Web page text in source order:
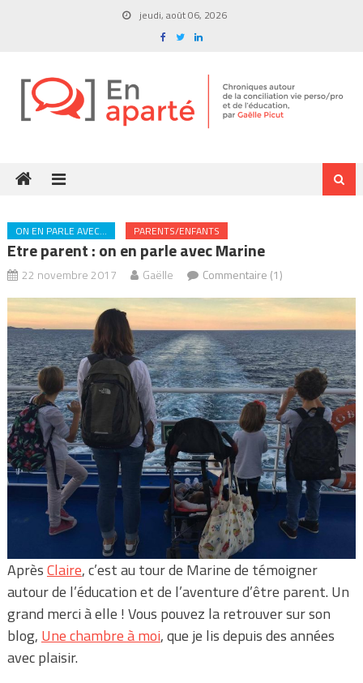
jeudi, août 06, 2026
ON EN PARLE AVEC... PARENTS/ENFANTS
Etre parent : on en parle avec Marine
22 novembre 2017 Gaëlle Commentaire (1)
AprèsClaire, c’est au tour de Marine de témoigner
autour de l’éducation et de l’aventure d’être parent. Un
grand merci à elle ! Vous pouvez la retrouver sur son
blog, Une chambre à moi, que je lis depuis des années
avec plaisir.